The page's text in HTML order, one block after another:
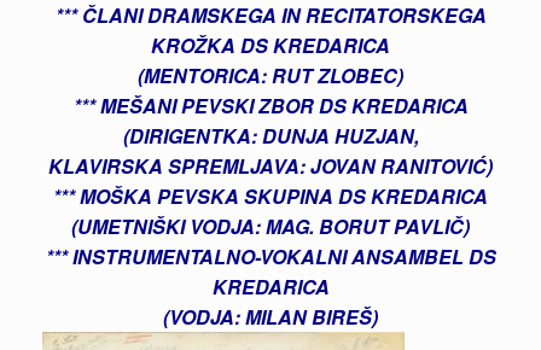
*** ČLANI DRAMSKEGA IN RECITATORSKEGA
KROŽKA DS KREDARICA
(MENTORICA: RUT ZLOBEC)
*** MEŠANI PEVSKI ZBOR DS KREDARICA
(DIRIGENTKA: DUNJA HUZJAN,
KLAVIRSKA SPREMLJAVA: JOVAN RANITOVIĆ)
*** MOŠKA PEVSKA SKUPINA DS KREDARICA
(UMETNIŠKI VODJA: MAG. BORUT PAVLIČ)
*** INSTRUMENTALNO-VOKALNI ANSAMBEL DS
KREDARICA
(VODJA: MILAN BIREŠ)